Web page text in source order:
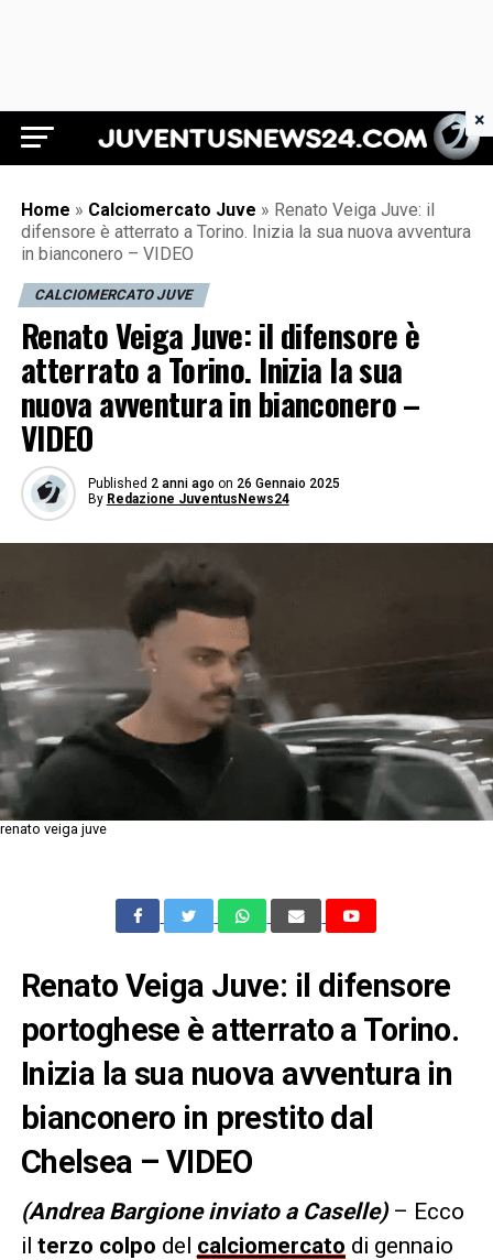
Juventus News 24
Home » Calciomercato Juve » Renato Veiga Juve: il
difensore è atterrato a Torino. Inizia la sua nuova avventura
in bianconero – VIDEO
CALCIOMERCATO JUVE
Renato Veiga Juve: il difensore è
atterrato a Torino. Inizia la sua
nuova avventura in bianconero –
VIDEO
Published 2 anni ago on 26 Gennaio 2025
By Redazione JuventusNews24
renato veiga juve
Renato Veiga Juve: il difensore
portoghese è atterrato a Torino.
Inizia la sua nuova avventura in
bianconero in prestito dal
Chelsea – VIDEO
(Andrea Bargione inviato a Caselle)– Ecco
il terzo colpo del calciomercato di gennaio
×